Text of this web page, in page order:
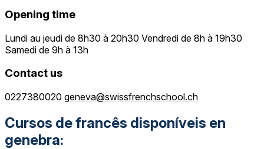
Opening time
Lundi au jeudi de 8h30 à 20h30 Vendredi de 8h à 19h30
Samedi de 9h à 13h
Contact us
0227380020 geneva@swissfrenchschool.ch
Cursos de francês disponíveis en
genebra: